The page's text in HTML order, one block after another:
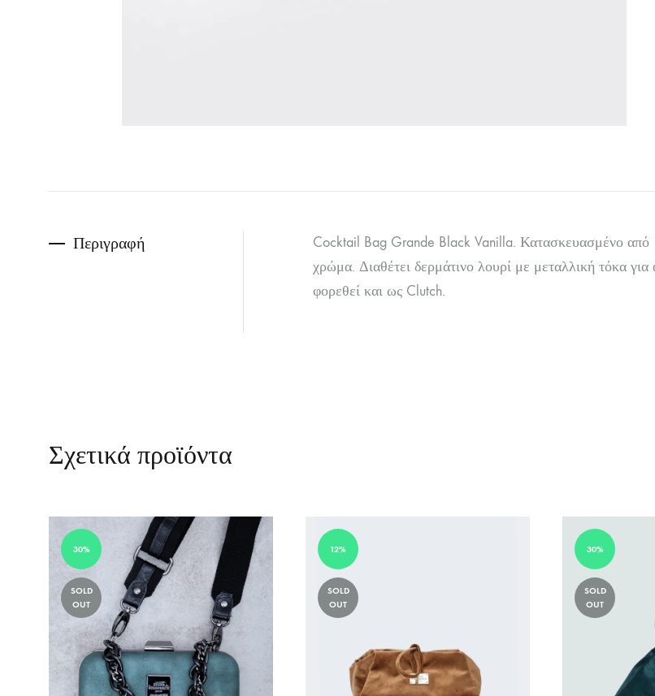
Περιγραφή
Cocktail Bag Grande Black Vanilla. Κατασκευασμένο
χρώμα. Διαθέτει δερμάτινο λουρί με μεταλλική τόκα
φορεθεί και ως Clutch.
Σχετικά προϊόντα
30%
SOLD
OUT
12%
SOLD
OUT
30%
SOLD
OUT